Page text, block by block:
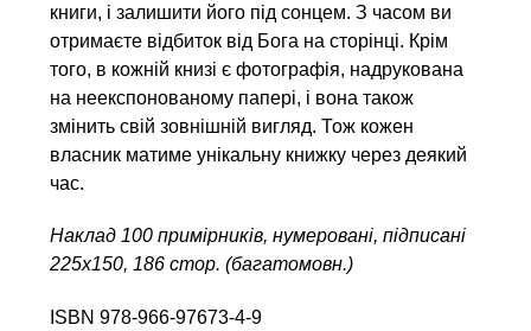
книги, і залишити його під сонцем. З часом ви
отримаєте відбиток від Бога на сторінці. Крім
того, в кожній книзі є фотографія, надрукована
на неекспонованому папері, і вона також
змінить свій зовнішній вигляд. Тож кожен
власник матиме унікальну книжку через деякий
час.
Наклад 100 примірників, нумеровані, підписані
225х150, 186 стор. (багатомовн.)
ISBN 978-966-97673-4-9